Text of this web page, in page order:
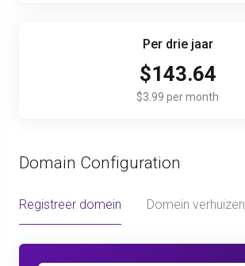
Per drie jaar
$143.64
$3.99 per month
Domain Configuration
Registreer domein Domein verhuizen